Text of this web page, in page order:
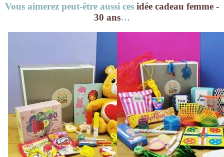
Vous aimerez peut-être aussi ces idée cadeau femme -
30 ans…